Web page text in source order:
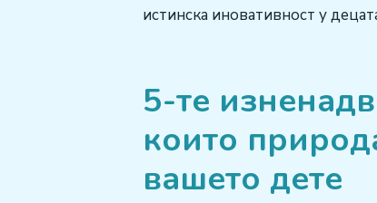
истинска иновативност у
5-те
които
вашето дете